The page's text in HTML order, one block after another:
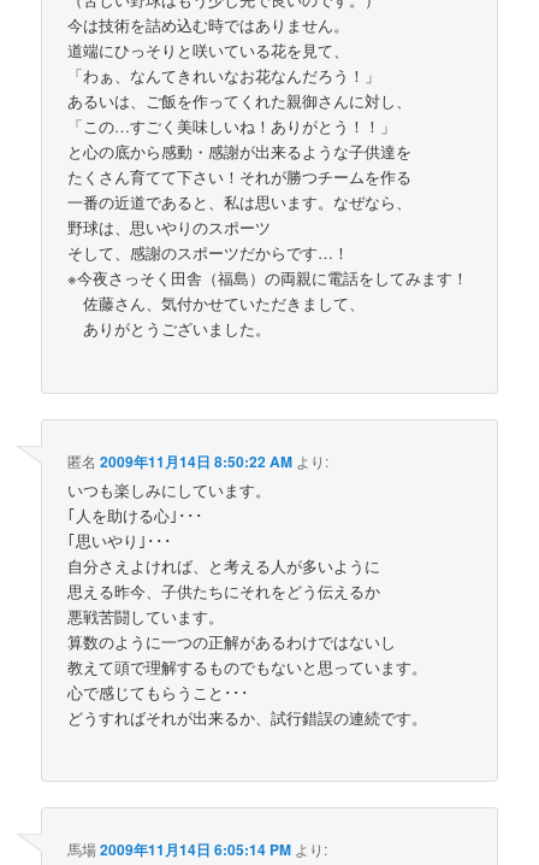
今は技術を詰め込む時ではありません。
道端にひっそりと咲いている花を見て、
「わぁ、なんてきれいなお花なんだろう！」
あるいは、ご飯を作ってくれた親御さんに対し、
「この…すごく美味しいね！ありがとう！！」
と心の底から感動・感謝が出来るような子供達を
たくさん育てて下さい！それが勝つチームを作る
一番の近道であると、私は思います。なぜなら、
野球は、思いやりのスポーツ
そして、感謝のスポーツだからです…！
※今夜さっそく田舎（福島）の両親に電話をしてみます！
佐藤さん、気付かせていただきまして、
ありがとうございました。
匿名 2009年11月14日 8:50:22 AM より:
いつも楽しみにしています。
｢人を助ける心｣･･･
｢思いやり｣･･･
自分さえよければ、と考える人が多いように
思える昨今、子供たちにそれをどう伝えるか
悪戦苦闘しています。
算数のように一つの正解があるわけではないし
教えて頭で理解するものでもないと思っています。
心で感じてもらうこと･･･
どうすればそれが出来るか、試行錯誤の連続です。
馬場2009年11月14日 6:05:14 PM より: